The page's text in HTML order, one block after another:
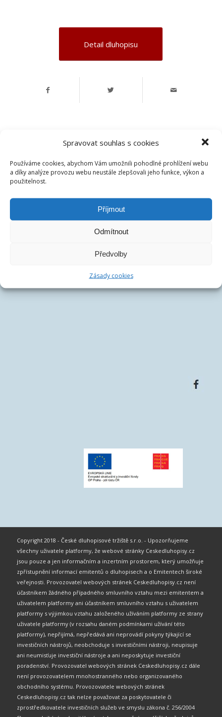
Spravovat souhlas s cookies
Používáme cookies, abychom Vám umožnili pohodlné prohlížení webu
a díky analýze provozu webu neustále zlepšovali jeho funkce, výkon a
použitelnost.
Příjmout
Odmítnout
Předvolby
Zásady cookies
Detail dluhopisu
Francouzská 75/4, 12000 Praha
Copyright 2018 - České dluhopisové tržiště s.r.o. - Upozorňujeme
všechny uživatele platformy, že webové stránky Ceskedluhopisy.cz
jsou pouze a jen informačním a inzertním prostorem, který umožňuje
zpřístupnění informací emitentů o dluhopisech a o Emitentech široké
veřejnosti. Provozovatel webových stránek Ceskedluhopisy.cz není
účastníkem žádného případného smluvního vztahu mezi emitentem a
uživatelem platformy ani účastníkem smluvního vztahu s uživatelem
platformy s výjimkou vztahu založeného užíváním platformy ze strany
uživatele platformy (v rozsahu daném podmínkami užívání této
platformy), nepřijímá, nepředává ani neprovádí pokyny týkající se
investičních nástrojů, neobchoduje s investičními nástroji, neupisuje
ani neumisťuje investiční nástroje a ani neposkytuje investiční
poradenství. Provozovatel webových stránek Ceskedluhopisy.cz dále
není provozovatelem mnohostranného nebo organizovaného
obchodního systému. Provozovatele webových stránek
Ceskedluhopisy.cz tak nelze považovat za poskytovatele či
zprostředkovatele investičních služeb ve smyslu zákona č. 256/2004